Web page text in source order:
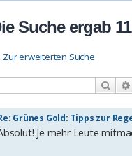
Suche ergab
Zur erweiterten Suche
Suche
Grünes Gold: Tipps zur
Je mehr Leute